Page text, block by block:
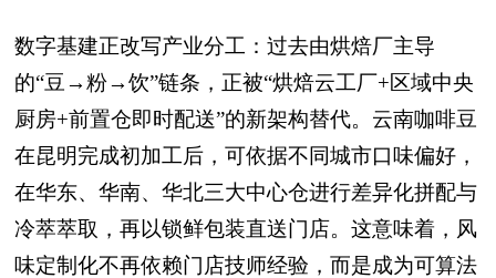
数字基建正改写产业分工：过去由烘焙厂主导
的“豆→粉→饮”链条，正被“烘焙云工厂+区域中央
厨房+前置仓即时配送”的新架构替代。云南咖啡豆
在昆明完成初加工后，可依据不同城市口味偏好，
在华东、华南、华北三大中心仓进行差异化拼配与
冷萃萃取，再以锁鲜包装直送门店。这意味着，风
味定制化不再依赖门店技师经验，而是成为可算法